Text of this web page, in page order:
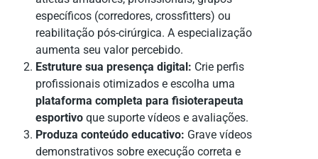
específicos (corredores, crossfitters) ou
reabilitação pós-cirúrgica. A especialização
aumenta seu valor percebido.
Estruture sua presença digital: Crie perfis
profissionais otimizados e escolha uma
plataforma completa para fisioterapeuta
esportivo que suporte vídeos e avaliações.
Produza conteúdo educativo: Grave vídeos
demonstrativos sobre execução correta e